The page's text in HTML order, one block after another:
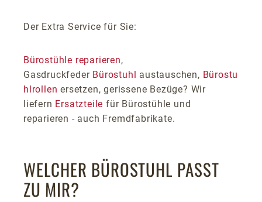
Der Extra Service für Sie:
Bürostühle reparieren,
Gasdruckfeder Bürostuhl austauschen, Bürostu
hlrollen ersetzen, gerissene Bezüge? Wir
liefern Ersatzteile für Bürostühle und
reparieren - auch Fremdfabrikate.
WELCHER BÜROSTUHL PASST
ZU MIR?